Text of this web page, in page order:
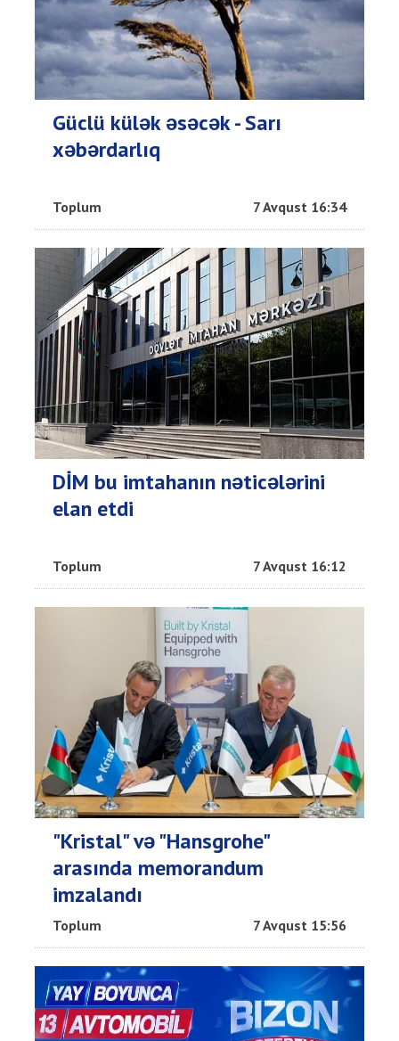
Güclü külək əsəcək - Sarı
xəbərdarlıq
Toplum 7 Avqust 16:34
DİM bu imtahanın nəticələrini
elan etdi
Toplum 7 Avqust 16:12
"Kristal" və "Hansgrohe"
arasında memorandum
imzalandı
Toplum 7 Avqust 15:56